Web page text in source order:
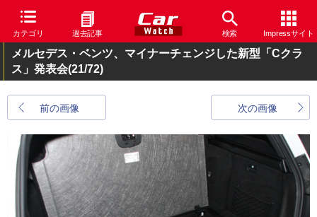
カテゴリ 過去記事 検索 Impressサイト
メルセデス・ベンツ、マイナーチェンジした新型「Cクラ
ス」発表会(21/72)
前の画像 次の画像